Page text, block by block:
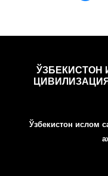
ЎЗБЕКИСТОН
Ўзбекистон ислом